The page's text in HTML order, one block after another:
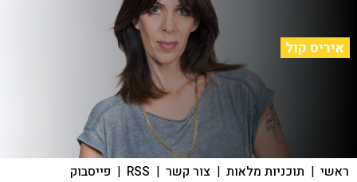
איריס קול
ראשי | תוכניות מלאות | צור קשר |
RSS
| פייסבוק